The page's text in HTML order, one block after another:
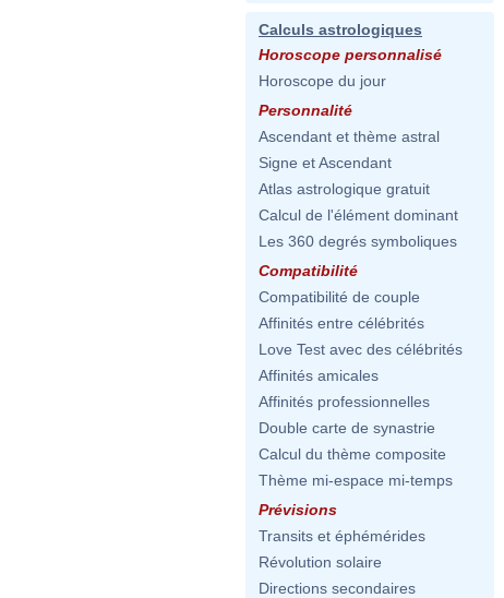
Calculs astrologiques
Horoscope personnalisé
Horoscope du jour
Personnalité
Ascendant et thème astral
Signe et Ascendant
Atlas astrologique gratuit
Calcul de l'élément dominant
Les 360 degrés symboliques
Compatibilité
Compatibilité de couple
Affinités entre célébrités
Love Test avec des célébrités
Affinités amicales
Affinités professionnelles
Double carte de synastrie
Calcul du thème composite
Thème mi-espace mi-temps
Prévisions
Transits et éphémérides
Révolution solaire
Directions secondaires